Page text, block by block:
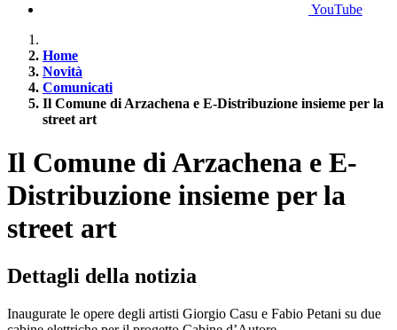
YouTube
Home
Novità
Comunicati
Il Comune di Arzachena e E-Distribuzione insieme per la
street art
Il Comune di Arzachena e E-
Distribuzione insieme per la
street art
Dettagli della notizia
Inaugurate le opere degli artisti Giorgio Casu e Fabio Petani su due